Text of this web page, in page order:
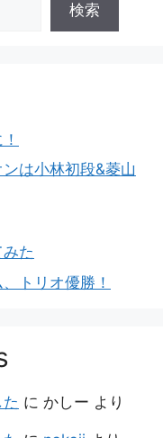
検索
は小林初段&菱山
た
トリオ優勝！
に かしー より